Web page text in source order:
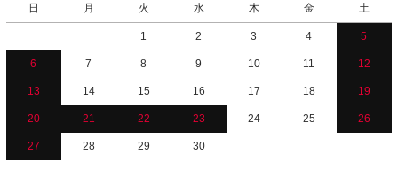
日 月 火 水 木 金 土
1 2 3 4 5
6 7 8 9 10 11 12
13 14 15 16 17 18 19
20 21 22 23 24 25 26
27 28 29 30